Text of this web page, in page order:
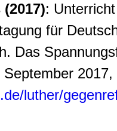
:
für
Das
September
luther/